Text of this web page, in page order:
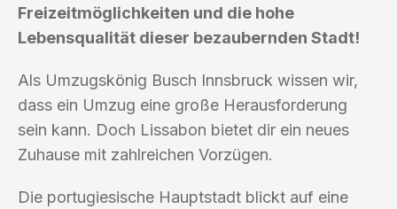
Freizeitmöglichkeiten und die hohe
Lebensqualität dieser bezaubernden Stadt!
Als Umzugskönig Busch Innsbruck wissen wir,
dass ein Umzug eine große Herausforderung
sein kann. Doch Lissabon bietet dir ein neues
Zuhause mit zahlreichen Vorzügen.
Die portugiesische Hauptstadt blickt auf eine